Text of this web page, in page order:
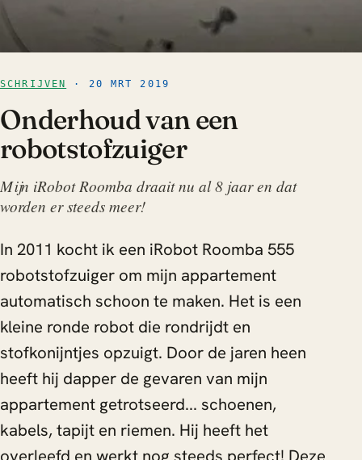
SCHRIJVEN · 20 MRT 2019
Onderhoud van een
robotstofzuiger
Mijn iRobot Roomba draait nu al 8 jaar en dat
worden er steeds meer!
In 2011 kocht ik een iRobot Roomba 555
robotstofzuiger om mijn appartement
automatisch schoon te maken. Het is een
kleine ronde robot die rondrijdt en
stofkonijntjes opzuigt. Door de jaren heen
heeft hij dapper de gevaren van mijn
appartement getrotseerd... schoenen,
kabels, tapijt en riemen. Hij heeft het